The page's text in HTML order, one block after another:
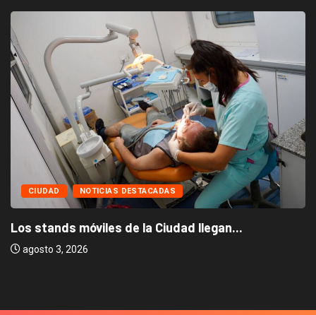
CIUDAD NOTICIAS DESTACADAS
Los stands móviles de la Ciudad llegan...
agosto 3, 2026